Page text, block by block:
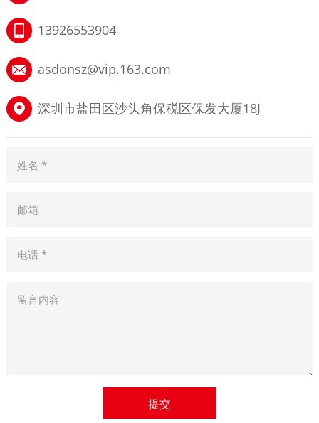
13926553904
asdonsz@vip.163.com
深圳市盐田区沙头角保税区保发大厦18J
姓名 *
邮箱
电话 *
留言内容